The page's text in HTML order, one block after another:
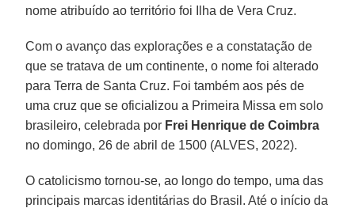
nome atribuído ao território foi Ilha de Vera Cruz.
Com o avanço das explorações e a constatação de
que se tratava de um continente, o nome foi alterado
para Terra de Santa Cruz. Foi também aos pés de
uma cruz que se oficializou a Primeira Missa em solo
brasileiro, celebrada por Frei Henrique de Coimbra
no domingo, 26 de abril de 1500 (ALVES, 2022).
O catolicismo tornou-se, ao longo do tempo, uma das
principais marcas identitárias do Brasil. Até o início da